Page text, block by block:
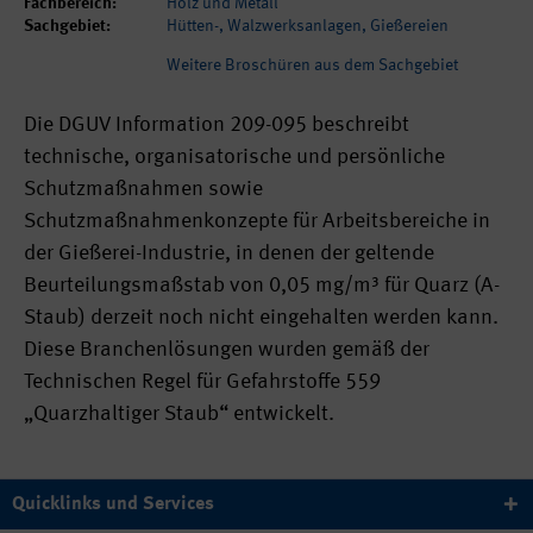
Fachbereich:
Holz und Metall
Sachgebiet:
Hütten-, Walzwerksanlagen, Gießereien
Weitere Broschüren aus dem Sachgebiet
Die DGUV Information 209-095 beschreibt
technische, organisatorische und persönliche
Schutzmaßnahmen sowie
Schutzmaßnahmenkonzepte für Arbeitsbereiche in
der Gießerei-Industrie, in denen der geltende
Beurteilungsmaßstab von 0,05 mg/m³ für Quarz (A-
Staub) derzeit noch nicht eingehalten werden kann.
Diese Branchenlösungen wurden gemäß der
Technischen Regel für Gefahrstoffe 559
„Quarzhaltiger Staub“ entwickelt.
Quicklinks und Services